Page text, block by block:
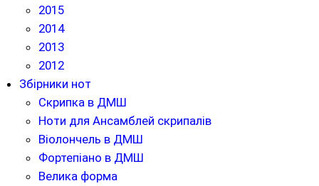
2015
2014
2013
2012
Збірники нот
Скрипка в ДМШ
Ноти для Ансамблей скрипалів
Віолончель в ДМШ
Фортепіано в ДМШ
Велика форма